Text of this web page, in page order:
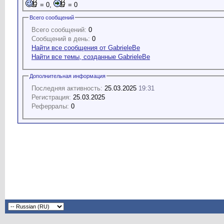
= 0, = 0
Всего сообщений
Всего сообщений: 0
Сообщений в день: 0
Найти все сообщения от GabrieleBe
Найти все темы, созданные GabrieleBe
Дополнительная информация
Последняя активность: 25.03.2025 19:31
Регистрация: 25.03.2025
Реферралы: 0